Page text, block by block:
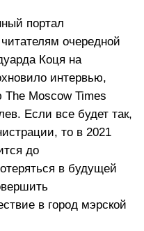
портал
очередной
Коця на
интервью,
Moscow Times
Если все будет так,
то в 2021
до
в будущей
в город мэрской